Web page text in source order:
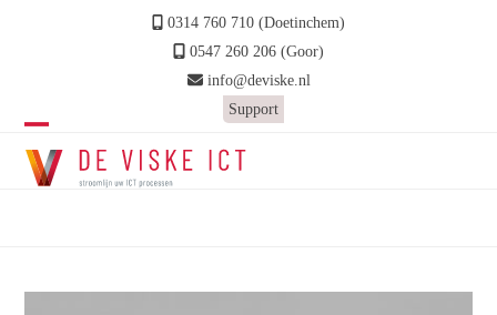
0314 760 710 (Doetinchem)
0547 260 206 (Goor)
info@deviske.nl
Support
Open
mobile
Close
mobile